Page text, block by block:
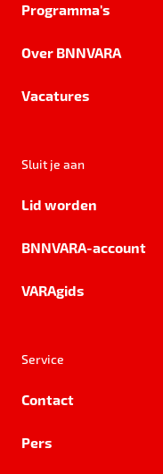
Programma's
Over BNNVARA
Vacatures
Sluit je aan
Lid worden
BNNVARA-account
VARAgids
Service
Contact
Pers